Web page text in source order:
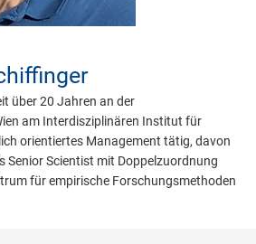
über 20 Jahren an der
am Interdisziplinären Institut für
orientiertes Management tätig, davon
Senior Scientist mit Doppelzuordnung
für empirische Forschungsmethoden